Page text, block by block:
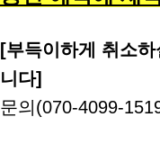
[부득이하게 취소
니다]
문의(070-4099-